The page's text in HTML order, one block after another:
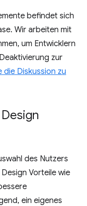
befindet sich
Wir arbeiten mit
um Entwicklern
zur
die Diskussion zu
des Nutzers
Vorteile wie
ein eigenes